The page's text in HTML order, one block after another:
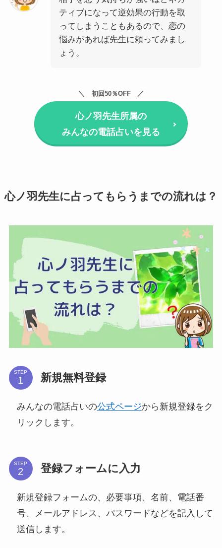
ティブになって逆効果の行動を取
ってしまうこともあるので、恋の
悩みがあれば先生に頼ってみまし
ょう。
初回50％OFF
心ノ羽先生所属の
みんなの電話占いを見る
心ノ羽先生に占ってもらうまでの流れは？
STEP 新規無料登録
みんなの電話占いの公式ページから新規登録をク
リックします。
STEP 登録フォームに入力
新規登録フォームの、必要事項、名前、電話番
号、メールアドレス、パスワードなどを記入して
送信します。